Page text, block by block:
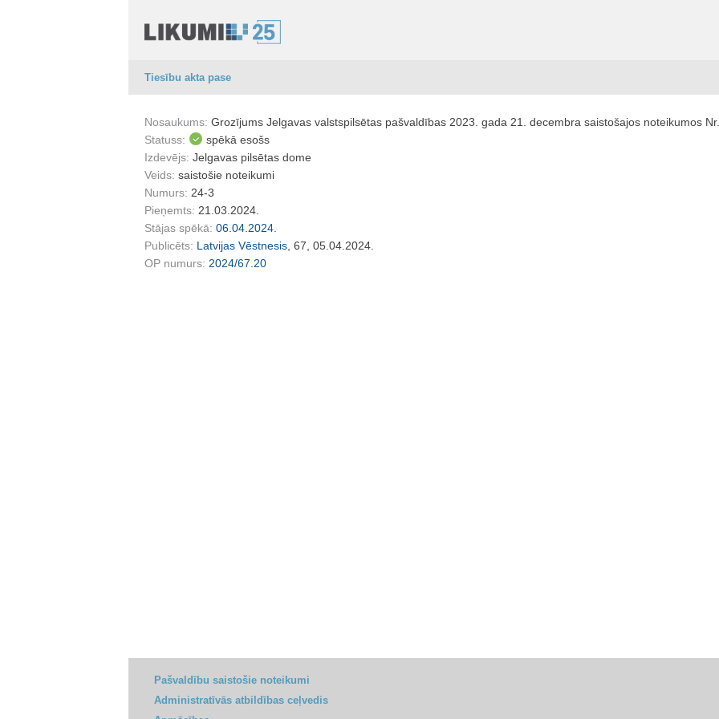
Tiesību akta pase
Nosaukums: Grozījums Jelgavas valstspilsētas pašvaldības 2023. gada 21. decembra saistošajos noteikumos
Statuss:
spēkā esošs
Izdevējs: Jelgavas pilsētas dome
Veids: saistošie noteikumi
Numurs: 24-3
Pieņemts: 21.03.2024.
Stājas spēkā: 06.04.2024.
Publicēts: Latvijas Vēstnesis , 67, 05.04.2024.
OP numurs: 2024/67.20
Pašvaldību saistošie noteikumi
Administratīvās atbildības ceļvedis